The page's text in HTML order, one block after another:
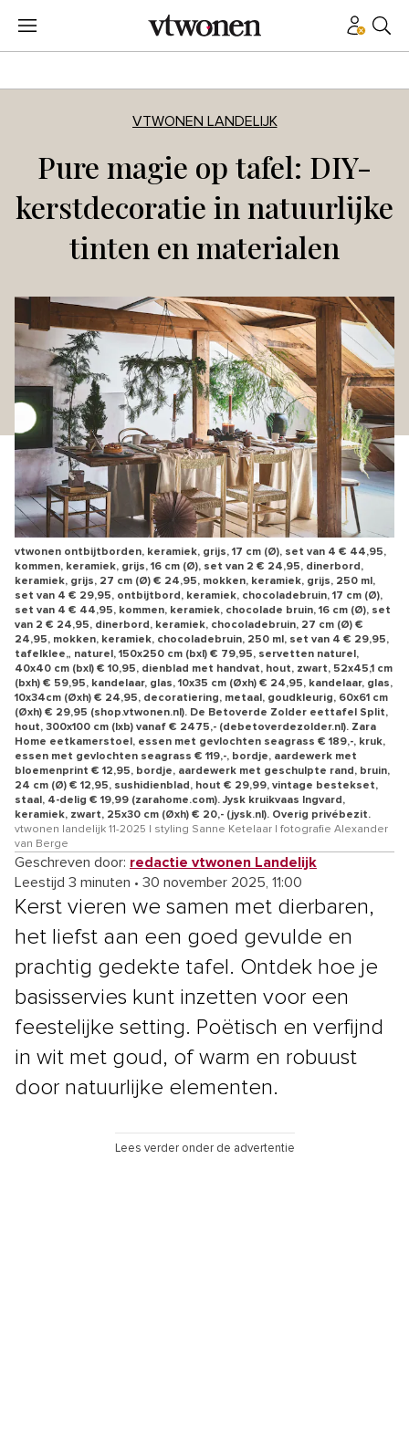
VTWONEN LANDELIJK
Pure magie op tafel: DIY-
kerstdecoratie in natuurlijke
tinten en materialen
vtwonen ontbijtborden, keramiek, grijs, 17 cm (Ø), set van 4 € 44,95,
kommen, keramiek, grijs, 16 cm (Ø), set van 2 € 24,95, dinerbord,
keramiek, grijs, 27 cm (Ø) € 24,95, mokken, keramiek, grijs, 250 ml,
set van 4 € 29,95, ontbijtbord, keramiek, chocoladebruin, 17 cm (Ø),
set van 4 € 44,95, kommen, keramiek, chocolade bruin, 16 cm (Ø), set
van 2 € 24,95, dinerbord, keramiek, chocoladebruin, 27 cm (Ø) €
24,95, mokken, keramiek, chocoladebruin, 250 ml, set van 4 € 29,95,
tafelklee„ naturel, 150x250 cm (bxl) € 79,95, servetten naturel,
40x40 cm (bxl) € 10,95, dienblad met handvat, hout, zwart, 52x45,1 cm
(bxh) € 59,95, kandelaar, glas, 10x35 cm (Øxh) € 24,95, kandelaar, glas,
10x34cm (Øxh) € 24,95, decoratiering, metaal, goudkleurig, 60x61 cm
(Øxh) € 29,95 (shop.vtwonen.nl). De Betoverde Zolder eettafel Split,
hout, 300x100 cm (lxb) vanaf € 2475,- (debetoverdezolder.nl). Zara
Home eetkamerstoel, essen met gevlochten seagrass € 189,-, kruk,
essen met gevlochten seagrass € 119,-, bordje, aardewerk met
bloemenprint € 12,95, bordje, aardewerk met geschulpte rand, bruin,
24 cm (Ø) € 12,95, sushidienblad, hout € 29,99, vintage bestekset,
staal, 4-delig € 19,99 (zarahome.com). Jysk kruikvaas Ingvard,
keramiek, zwart, 25x30 cm (Øxh) € 20,- (jysk.nl). Overig privébezit.
vtwonen landelijk 11-2025 | styling Sanne Ketelaar | fotografie Alexander
van Berge
Geschreven door: redactie vtwonen Landelijk
Leestijd 3 minuten • 30 november 2025, 11:00
Kerst vieren we samen met dierbaren,
het liefst aan een goed gevulde en
prachtig gedekte tafel. Ontdek hoe je
basisservies kunt inzetten voor een
feestelijke setting. Poëtisch en verfijnd
in wit met goud, of warm en robuust
door natuurlijke elementen.
Lees verder onder de advertentie